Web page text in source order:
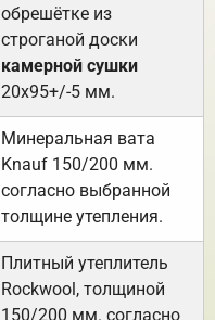
обрешётке из
строганой доски
камерной сушки
20х95+/-5 мм.
Минеральная вата
Knauf 150/200 мм.
согласно выбранной
толщине утепления.
Плитный утеплитель
Rockwool, толщиной
150/200 мм. согласно